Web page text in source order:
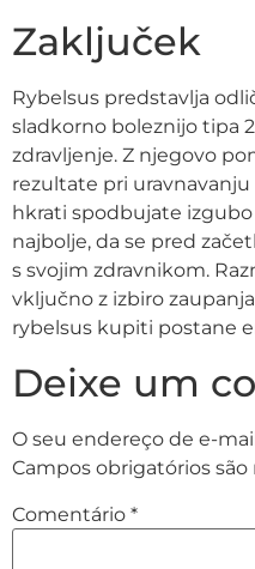
Zaključek
Rybelsus predstavlja
sladkorno boleznijo tipa
zdravljenje. Z njegovo
rezultate pri uravnavanju
hkrati spodbujate
najbolje, da se pred
s svojim zdravnikom.
vključno z izbiro
rybelsus kupiti postane
Deixe um
O seu endereço de e-
Campos obrigatórios
Comentário *